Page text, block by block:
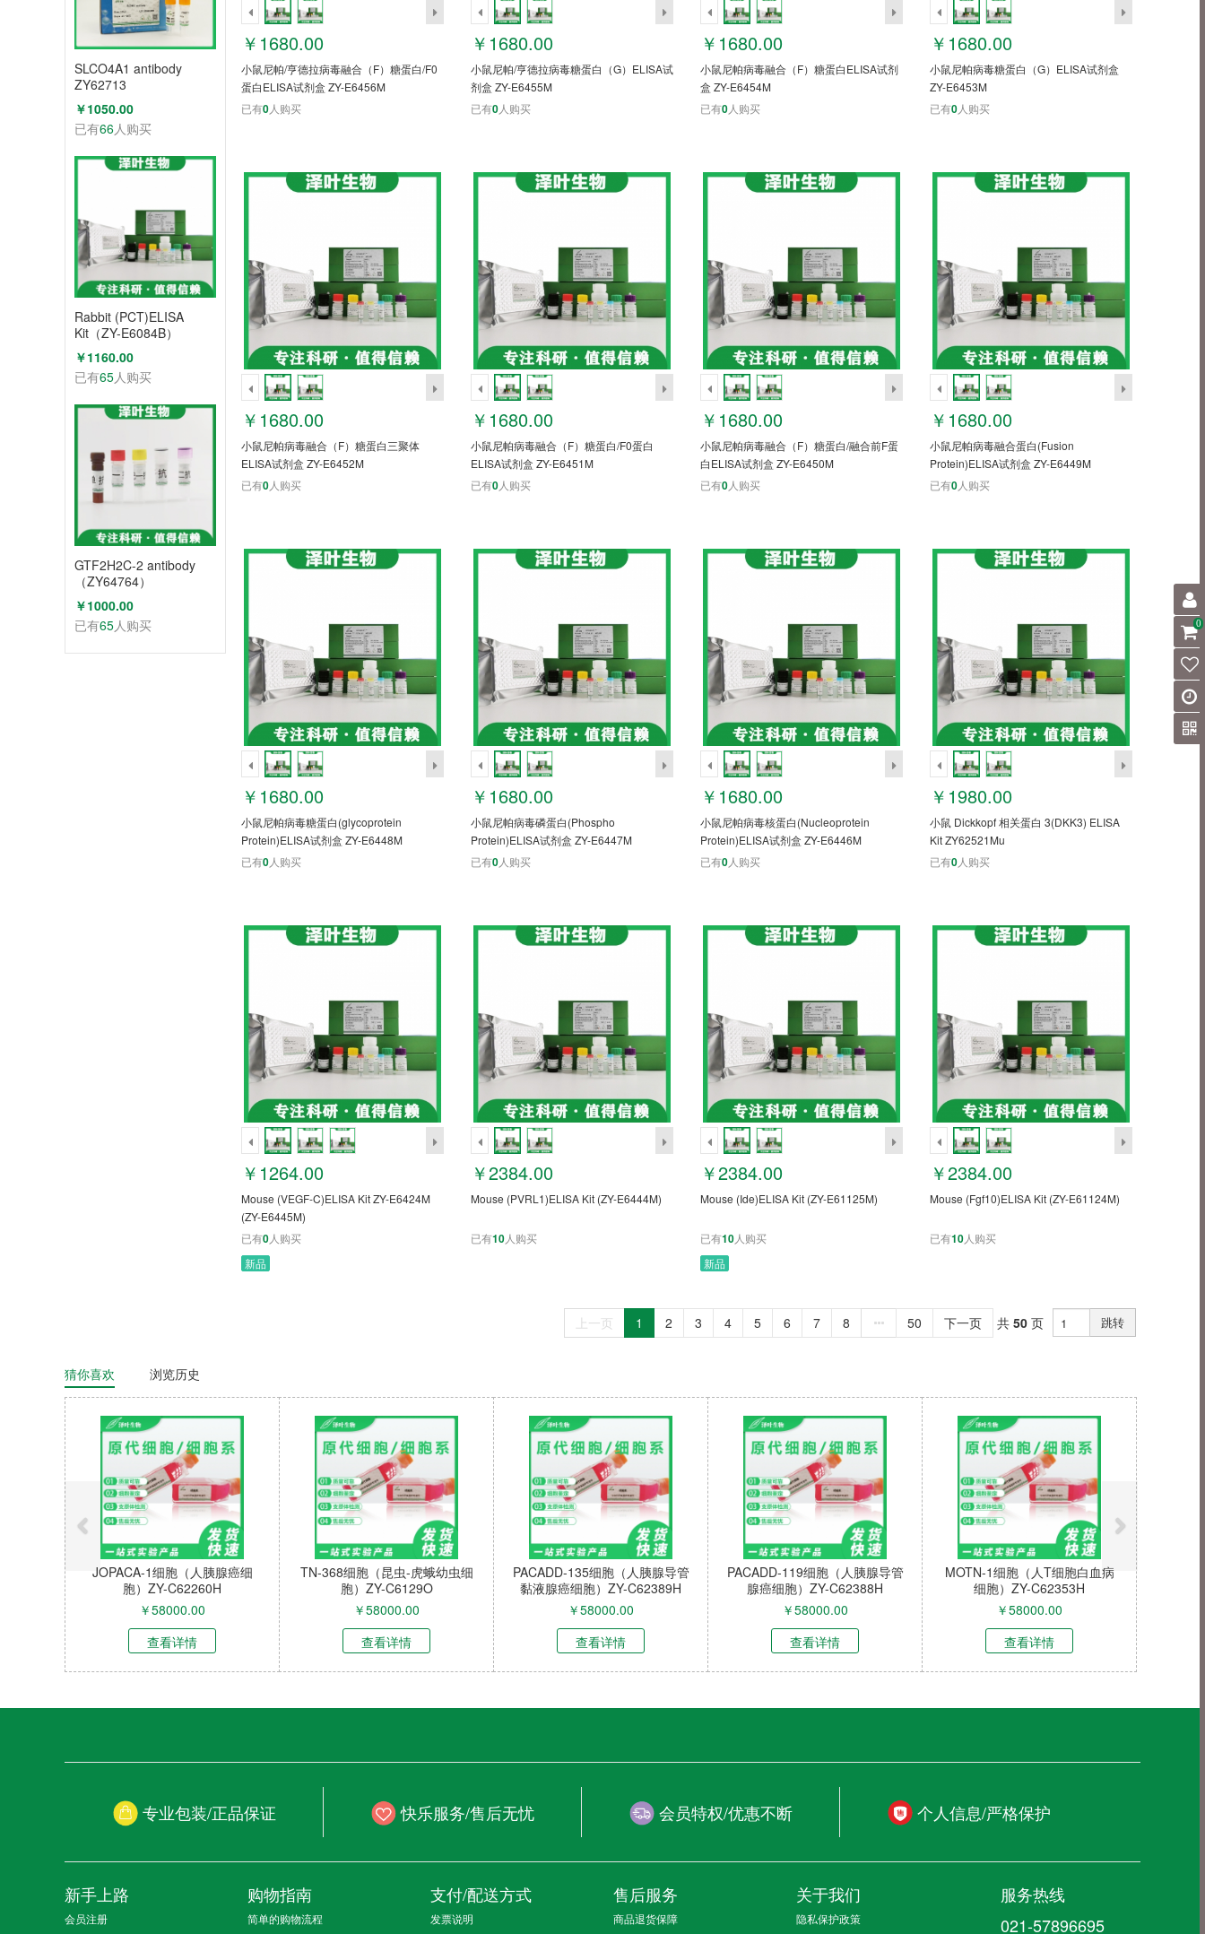
SLCO4A1 antibody
ZY62713
￥1050.00
已有66人购买
Rabbit (PCT)ELISA
Kit（ZY-E6084B）
￥1160.00
已有65人购买
GTF2H2C-2 antibody
（ZY64764）
￥1000.00
已有65人购买
￥1680.00
小鼠尼帕/亨德拉病毒融合（F）糖蛋白/F0
蛋白ELISA试剂盒 ZY-E6456M
已有0人购买
￥1680.00
小鼠尼帕/亨德拉病毒糖蛋白（G）ELISA试
剂盒 ZY-E6455M
已有0人购买
￥1680.00
小鼠尼帕病毒融合（F）糖蛋白ELISA试剂
盒 ZY-E6454M
已有0人购买
￥1680.00
小鼠尼帕病毒糖蛋白（G）ELISA试剂盒
ZY-E6453M
已有0人购买
￥1680.00
小鼠尼帕病毒融合（F）糖蛋白三聚体
ELISA试剂盒 ZY-E6452M
已有0人购买
￥1680.00
小鼠尼帕病毒融合（F）糖蛋白/F0蛋白
ELISA试剂盒 ZY-E6451M
已有0人购买
￥1680.00
小鼠尼帕病毒融合（F）糖蛋白/融合前F蛋
白ELISA试剂盒 ZY-E6450M
已有0人购买
￥1680.00
小鼠尼帕病毒融合蛋白(Fusion
Protein)ELISA试剂盒 ZY-E6449M
已有0人购买
￥1680.00
小鼠尼帕病毒糖蛋白(glycoprotein
Protein)ELISA试剂盒 ZY-E6448M
已有0人购买
￥1680.00
小鼠尼帕病毒磷蛋白(Phospho
Protein)ELISA试剂盒 ZY-E6447M
已有0人购买
￥1680.00
小鼠尼帕病毒核蛋白(Nucleoprotein
Protein)ELISA试剂盒 ZY-E6446M
已有0人购买
￥1980.00
小鼠 Dickkopf 相关蛋白 3(DKK3) ELISA
Kit ZY62521Mu
已有0人购买
￥1264.00
Mouse (VEGF-C)ELISA Kit ZY-E6424M
(ZY-E6445M)
已有0人购买
新品
￥2384.00
Mouse (PVRL1)ELISA Kit (ZY-E6444M)
已有10人购买
￥2384.00
Mouse (Ide)ELISA Kit (ZY-E61125M)
已有10人购买
新品
￥2384.00
Mouse (Fgf10)ELISA Kit (ZY-E61124M)
已有10人购买
上一页 1 2 3 4 5 6 7 8 50 下一页 共 50 页 跳转
猜你喜欢 浏览历史
JOPACA-1细胞（人胰腺癌细
胞）ZY-C62260H
￥58000.00
查看详情
TN-368细胞（昆虫-虎蛾幼虫细
胞）ZY-C6129O
￥58000.00
查看详情
PACADD-135细胞（人胰腺导管
黏液腺癌细胞）ZY-C62389H
￥58000.00
查看详情
PACADD-119细胞（人胰腺导管
腺癌细胞）ZY-C62388H
￥58000.00
查看详情
MOTN-1细胞（人T细胞白血病
细胞）ZY-C62353H
￥58000.00
查看详情
专业包装/正品保证 快乐服务/售后无忧 会员特权/优惠不断 个人信息/严格保护
新手上路
会员注册
购物指南
简单的购物流程
支付/配送方式
发票说明
售后服务
商品退货保障
关于我们
隐私保护政策
服务热线
021-57896695
0